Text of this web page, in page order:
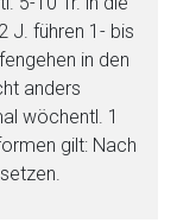
J. führen 1- bis
in den
anders
wöchentl. 1
gilt: Nach